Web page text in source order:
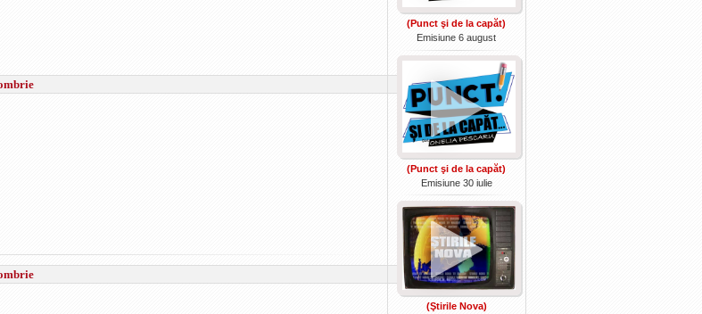
(Punct şi de la capăt)
Emisiune 6 august
(Punct şi de la capăt)
Emisiune 30 iulie
(Ştirile Nova)